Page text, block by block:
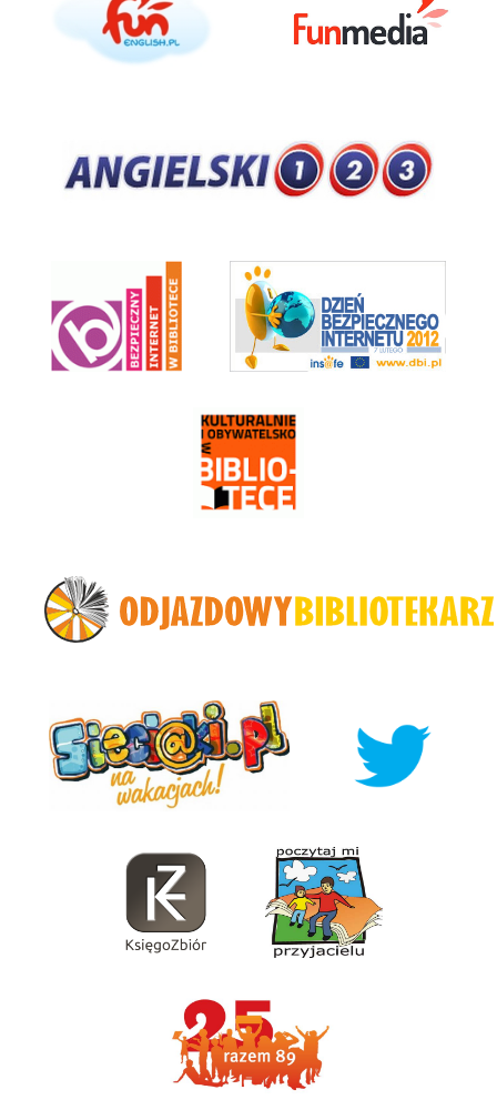
Dzień Bezpiecznego Internetu 2012
Kulturalnie i Obywatelsko w Bibliotece
KsięgoZbiór Poczytaj Mi Przyjacieu
Razem89